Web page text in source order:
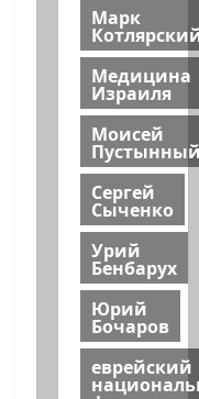
Марк
Медицина
Израиля
Моисей
Сергей
Сыченко
Урий
Бенбарух
Юрий
Бочаров
еврейский